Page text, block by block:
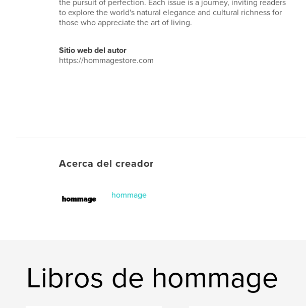
the pursuit of perfection. Each issue is a journey, inviting readers
to explore the world's natural elegance and cultural richness for
those who appreciate the art of living.
Sitio web del autor
https://hommagestore.com
Acerca del creador
hommage
Libros de hommage